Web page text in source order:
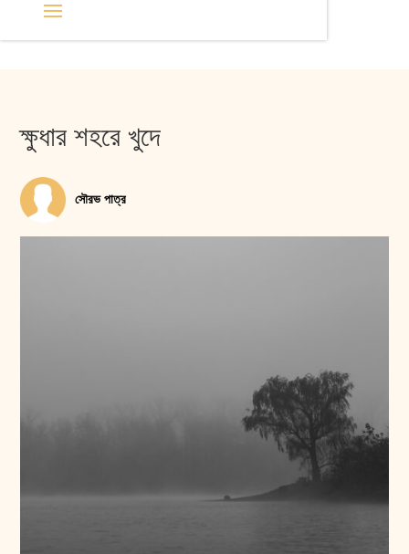
‌ক্ষুধার শহরে খুদে
সৌরভ পাত্র